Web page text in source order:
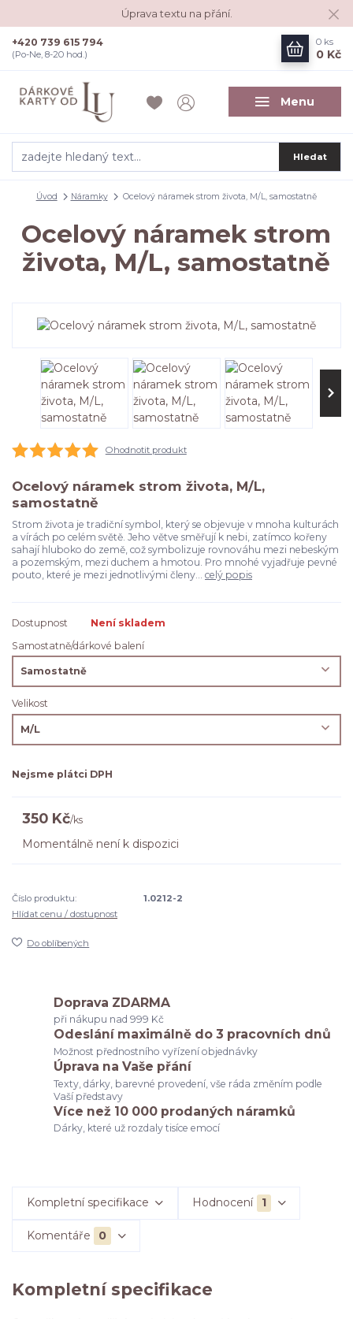
Úprava textu na přání.
Menu
Hledat
+420 739 615 794
(Po-Ne, 8-20 hod.)
0 ks
0 Kč
Úvod Náramky Ocelový náramek strom života, M/L, samostatně
Ocelový náramek strom
života, M/L, samostatně
Ohodnotit produkt
Ocelový náramek strom života, M/L,
samostatně
Strom života je tradiční symbol, který se objevuje v mnoha kulturách
a vírách po celém světě. Jeho větve směřují k nebi, zatímco kořeny
sahají hluboko do země, což symbolizuje rovnováhu mezi nebeským
a pozemským, mezi duchem a hmotou. Pro mnohé vyjadřuje pevné
pouto, které je mezi jednotlivými členy... celý popis
Dostupnost
Není skladem
Samostatně/dárkové balení
Velikost
Nejsme plátci DPH
350 Kč/ks
Momentálně není k dispozici
Číslo produktu:
1.0212-2
Hlídat cenu / dostupnost
Do oblíbených
Doprava ZDARMA
při nákupu nad 999 Kč
Odeslání maximálně do 3 pracovních dnů
Možnost přednostního vyřízení objednávky
Úprava na Vaše přání
Texty, dárky, barevné provedení, vše ráda změním podle
Vaší představy
Více než 10 000 prodaných náramků
Dárky, které už rozdaly tisíce emocí
Kompletní specifikace Hodnocení 1
Komentáře 0
Kompletní specifikace